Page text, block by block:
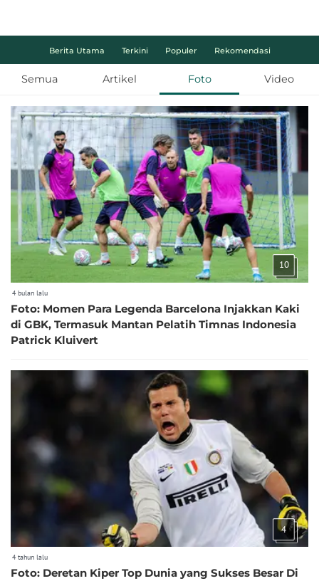
Berita Utama Terkini Populer Rekomendasi
Semua Artikel Foto Video
10
4 bulan lalu
Foto: Momen Para Legenda Barcelona Injakkan Kaki
di GBK, Termasuk Mantan Pelatih Timnas Indonesia
Patrick Kluivert
4
4 tahun lalu
Foto: Deretan Kiper Top Dunia yang Sukses Besar Di